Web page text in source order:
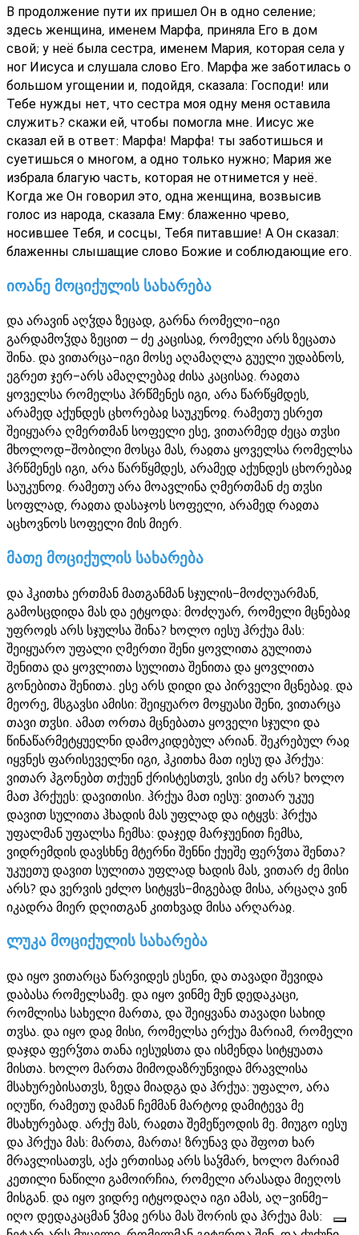
В продолжение пути их пришел Он в одно селение;
здесь женщина, именем Марфа, приняла Его в дом
свой; у неё была сестра, именем Мария, которая села у
ног Иисуса и слушала слово Его. Марфа же заботилась о
большом угощении и, подойдя, сказала: Господи! или
Тебе нужды нет, что сестра моя одну меня оставила
служить? скажи ей, чтобы помогла мне. Иисус же
сказал ей в ответ: Марфа! Марфа! ты заботишься и
суетишься о многом, а одно только нужно; Мария же
избрала благую часть, которая не отнимется у неё.
Когда же Он говорил это, одна женщина, возвысив
голос из народа, сказала Ему: блаженно чрево,
носившее Тебя, и сосцы, Тебя питавшие! А Он сказал:
блаженны слышащие слово Божие и соблюдающие его.
იოანე მოციქულის სახარება
და არავინ აღჴდა ზეცად, გარნა რომელი-იგი
გარდამოჴდა ზეცით – ძე კაცისაჲ, რომელი არს ზეცათა
შინა. და ვითარცა-იგი მოსე აღამაღლა გუელი უდაბნოს,
ეგრეთ ჯერ-არს ამაღლებაჲ ძისა კაცისაჲ. რაჲთა
ყოველსა რომელსა ჰრწმენეს იგი, არა წარწყმდეს,
არამედ აქუნდეს ცხორებაჲ საუკუნოჲ. რამეთუ ესრეთ
შეიყუარა ღმერთმან სოფელი ესე, ვითარმედ ძეცა თჳსი
მხოლოდ-შობილი მოსცა მას, რაჲთა ყოველსა რომელსა
ჰრწმენეს იგი, არა წარწყმდეს, არამედ აქუნდეს ცხორებაჲ
საუკუნოჲ. რამეთუ არა მოავლინა ღმერთმან ძე თჳსი
სოფლად, რაჲთა დასაჯოს სოფელი, არამედ რაჲთა
აცხოვნოს სოფელი მის მიერ.
მათე მოციქულის სახარება
და ჰკითხა ერთმან მათგანმან სჯულის-მოძღუარმან,
გამოსცდიდა მას და ეტყოდა: მოძღუარ, რომელი მცნებაჲ
უფროჲს არს სჯულსა შინა? ხოლო იესუ ჰრქუა მას:
შეიყუარო უფალი ღმერთი შენი ყოვლითა გულითა
შენითა და ყოვლითა სულითა შენითა და ყოვლითა
გონებითა შენითა. ესე არს დიდი და პირველი მცნებაჲ. და
მეორე, მსგავსი ამისი: შეიყუარო მოყუასი შენი, ვითარცა
თავი თჳსი. ამათ ორთა მცნებათა ყოველი სჯული და
წინაწარმეტყუელნი დამოკიდებულ არიან. შეკრებულ რაჲ
იყვნეს ფარისეველნი იგი, ჰკითხა მათ იესუ და ჰრქუა:
ვითარ ჰგონებთ თქუენ ქრისტესთჳს, ვისი ძე არს? ხოლო
მათ ჰრქუეს: დავითისი. ჰრქუა მათ იესუ: ვითარ უკუე
დავით სულითა ჰხადის მას უფლად და იტყჳს: ჰრქუა
უფალმან უფალსა ჩემსა: დაჯედ მარჯუენით ჩემსა,
ვიდრემდის დავსხნე მტერნი შენნი ქუეშე ფერჴთა შენთა?
უკუეთუ დავით სულითა უფლად ხადის მას, ვითარ ძე მისი
არს? და ვერვის ეძლო სიტყჳს-მიგებად მისა, არცაღა ვინ
იკადრა მიერ დღითგან კითხვად მისა არღარაჲ.
ლუკა მოციქულის სახარება
და იყო ვითარცა წარვიდეს ესენი, და თავადი შევიდა
დაბასა რომელსამე. და იყო ვინმე მუნ დედაკაცი,
რომლისა სახელი მართა, და შეიყვანა თავადი სახიდ
თჳსა. და იყო დაჲ მისი, რომელსა ერქუა მარიამ, რომელი
დაჯდა ფერჴთა თანა იესუჲსთა და ისმენდა სიტყუათა
მისთა. ხოლო მართა მიმოდაზრუნვიდა მრავლისა
მსახურებისათჳს, ზედა მიადგა და ჰრქუა: უფალო, არა
იღუწი, რამეთუ დამან ჩემმან მარტოჲ დამიტევა მე
მსახურებად. არქუ მას, რაჲთა შემეწეოდის მე. მიუგო იესუ
და ჰრქუა მას: მართა, მართა! ზრუნავ და შფოთ ხარ
მრავლისათჳს, აქა ერთისაჲ არს საჴმარ, ხოლო მარიამ
კეთილი ნაწილი გამოირჩია, რომელი არასადა მიეღოს
მისგან. და იყო ვიდრე იტყოდაღა იგი ამას, აღ-ვინმე-
იღო დედაკაცმან ჴმაჲ ერსა მას შორის და ჰრქუა მას: